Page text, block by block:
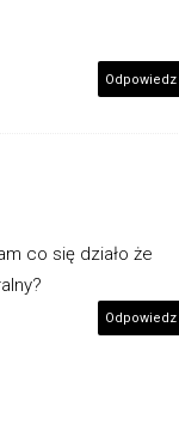
Odpowiedz
co się działo że
Odpowiedz